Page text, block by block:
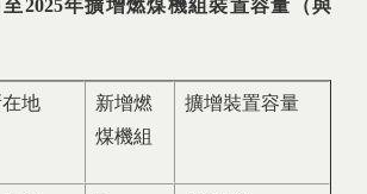
2025年擴增燃煤機組裝置容量（與
在地
新增燃
煤機組
擴增裝置容量